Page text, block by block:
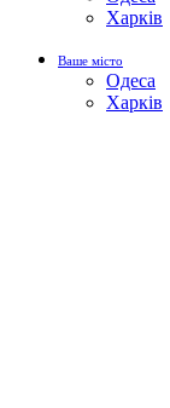
Харків
Ваше місто
Одеса
Харків